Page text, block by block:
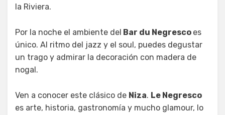
la Riviera.
Por la noche el ambiente del Bar du Negresco es
único. Al ritmo del jazz y el soul, puedes degustar
un trago y admirar la decoración con madera de
nogal.
Ven a conocer este clásico de Niza. Le Negresco
es arte, historia, gastronomía y mucho glamour, lo